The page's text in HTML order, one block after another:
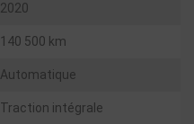
2020
140 500 km
Automatique
Traction intégrale